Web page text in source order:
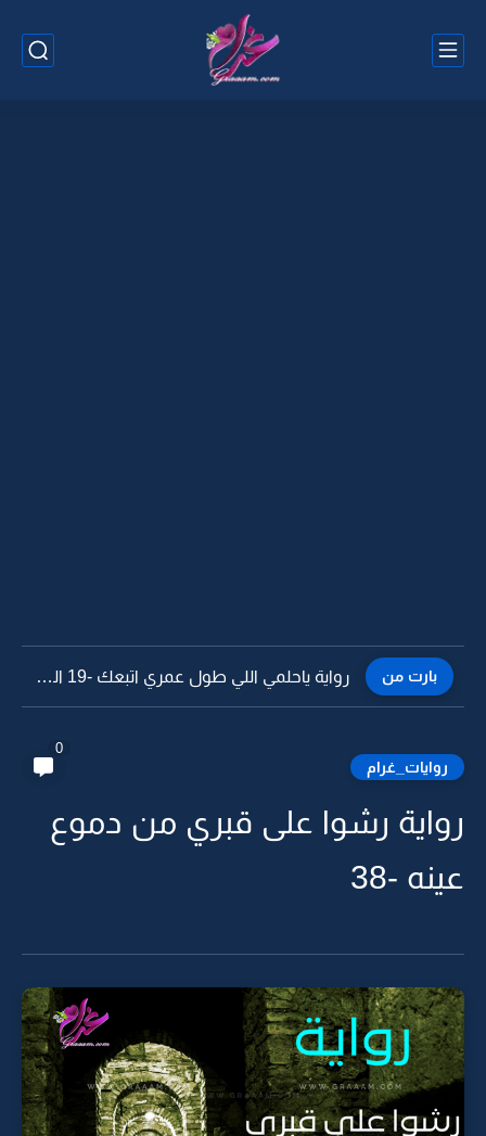
بارت من رواية ياحلمي اللي طول عمري اتبعك -18
روايات_غرام
0
رواية رشوا على قبري من دموع
عينه -38